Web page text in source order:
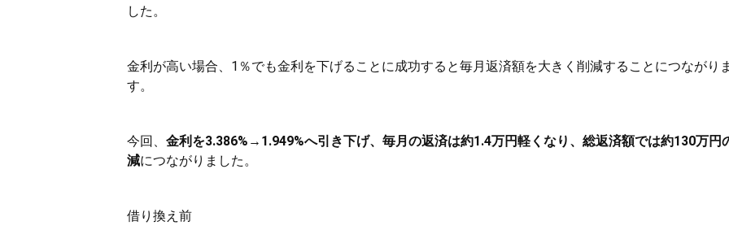
した。
金利が高い場合、1％でも金利を下げることに成功すると毎月返済額を大きく削減することにつながり
す。
今回、 金利を3.386%→1.949%へ引き下げ、毎月の返済は約1.4万円軽くなり、総返済額では約130万円
減につながりました。
借り換え前